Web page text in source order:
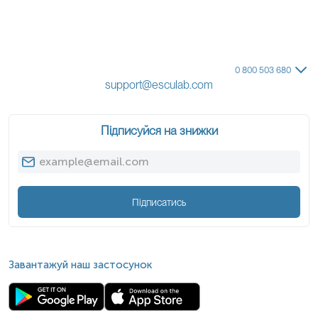
0 800 503 680
support@esculab.com
Підписуйся на знижки
Підписатись
Завантажуй наш застосунок